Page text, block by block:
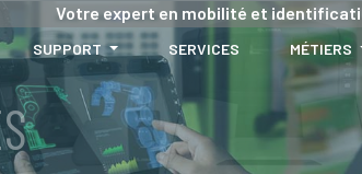
Votre expert en mobilité et
SUPPORT SERVICES MÉTIERS